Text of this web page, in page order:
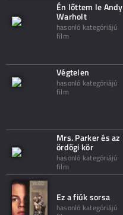
Én lőttem le Andy
Warholt
hasonló kategóriájú
film
Végtelen
hasonló kategóriájú
film
Mrs. Parker és az
ördögi kör
hasonló kategóriájú
film
Ez a fiúk sorsa
hasonló kategóriájú